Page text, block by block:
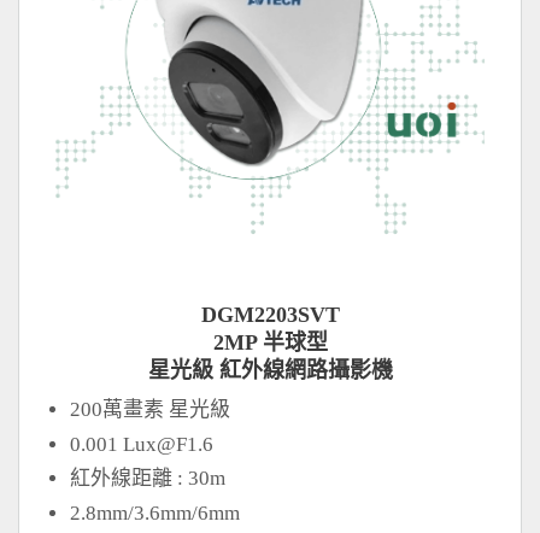
DGM2203SVT
2MP 半球型
星光級 紅外線網路攝影機
200萬畫素 星光級
0.001Lux@F1.6
紅外線距離 : 30m
2.8mm/3.6mm/6mm